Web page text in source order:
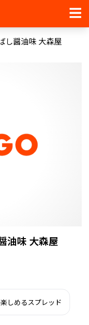
し醤油味 大森屋
油味 大森屋
しめるスプレッド